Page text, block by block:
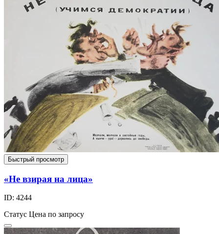
Быстрый просмотр
«Не взирая на лица»
ID: 4244
Статус Цена по запросу